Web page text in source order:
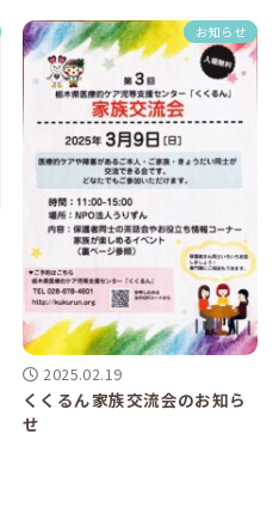
お知らせ
2025.02.19
くくるん家族交流会のお知ら
せ